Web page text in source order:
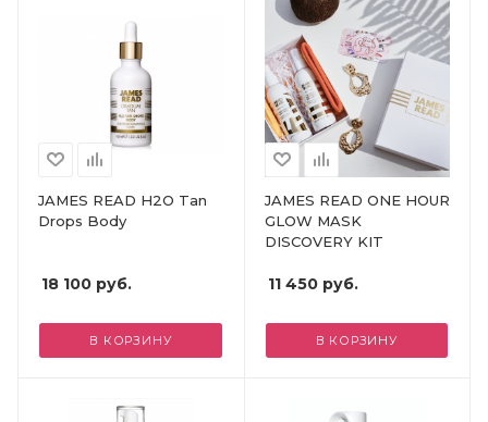
JAMES READ H2O Tan
Drops Body
18 100 руб.
В КОРЗИНУ
JAMES READ ONE HOUR
GLOW MASK
DISCOVERY KIT
11 450руб.
В КОРЗИНУ